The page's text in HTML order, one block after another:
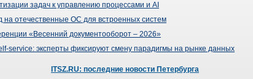
задач к управлению процессами и AI
отечественные ОС для встроенных систем
«Весенний документооборот – 2026»
service: эксперты фиксируют смену парадигмы на рынке данных
ITSZ.RU: последние новости Петербурга